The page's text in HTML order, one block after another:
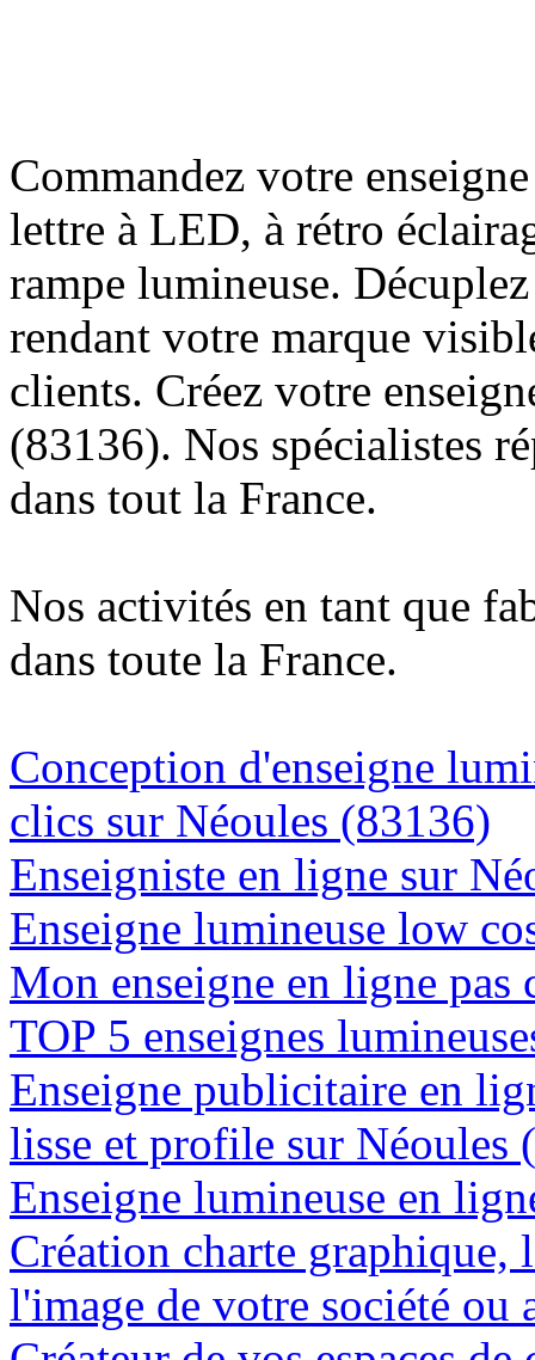
Commandez votre
lettre à LED, à rétro
rampe lumineuse.
rendant votre marque
clients. Créez votre
(83136). Nos spécialistes
dans tout la France.
Nos activités en tant que
dans toute la France.
Conception d'enseigne
clics sur Néoules (83136)
Enseigniste en ligne sur
Enseigne lumineuse low
Mon enseigne en ligne pas
TOP 5 enseignes
Enseigne publicitaire en
lisse et profile sur Néoules
Enseigne lumineuse en
Création charte graphique,
l'image de votre société